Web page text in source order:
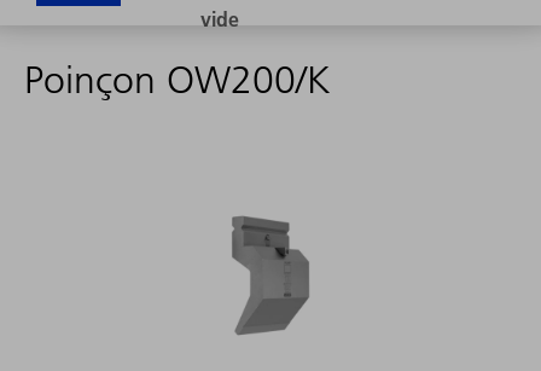
Poinçon OW200/K